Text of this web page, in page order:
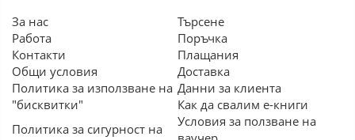
За нас
Работа
Контакти
Общи условия
Политика за използване на
"бисквитки"
Политика за сигурност на
Търсене
Поръчка
Плащания
Доставка
Данни за клиента
Как да свалим е-книги
Условия за ползване на